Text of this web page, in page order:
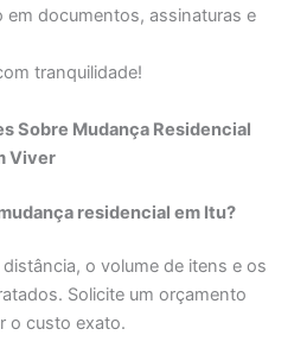
em documentos, assinaturas e
tranquilidade!
Sobre Mudança Residencial
Viver
residencial em Itu?
o volume de itens e os
Solicite um orçamento
o custo exato.